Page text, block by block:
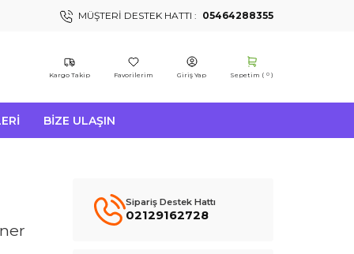
MÜŞTERI DESTEK HATTI : 05464288355
Kargo Takip Favorilerim Giriş Yap Sepetim ( 0 )
BIZE ULAŞIN
Sipariş Destek Hattı
02129162728